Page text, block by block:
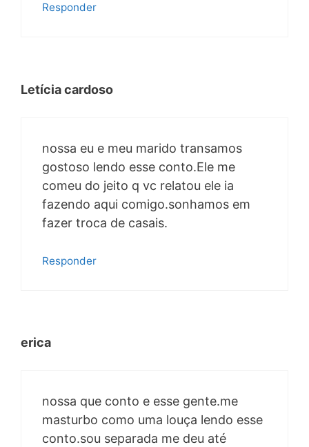
Responder
Letícia cardoso
nossa eu e meu marido transamos
gostoso lendo esse conto.Ele me
comeu do jeito q vc relatou ele ia
fazendo aqui comigo.sonhamos em
fazer troca de casais.
Responder
erica
nossa que conto e esse gente.me
masturbo como uma louça lendo esse
conto.sou separada me deu até